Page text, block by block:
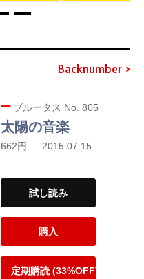
Backnumber
ブルータス No. 805
太陽の音楽
662円 — 2015.07.15
試し読み
購入
定期購読 (33%OFF)